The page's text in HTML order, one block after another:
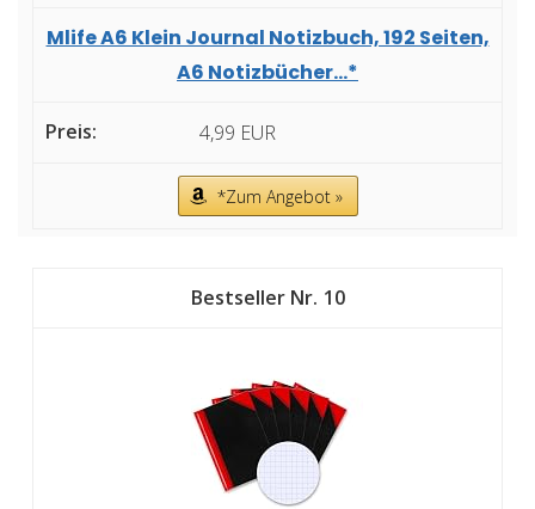
Mlife A6 Klein Journal Notizbuch, 192 Seiten,
A6 Notizbücher...*
4,99 EUR
*Zum Angebot »
10